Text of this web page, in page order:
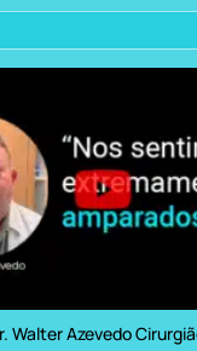
Walter Azevedo